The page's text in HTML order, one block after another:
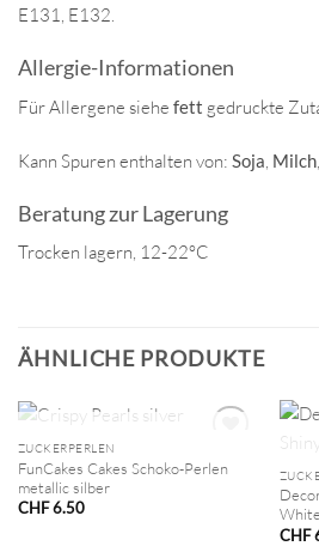
E131, E132.
Allergie-Informationen
Für Allergene siehe fett gedruckte
Kann Spuren enthalten von: Soja, Milch,
Beratung zur Lagerung
Trocken lagern, 12-22°C
ÄHNLICHE PRODUKTE
NICHT VORRÄTIG
ZUCKERPERLEN
FunCakes Cakes Schoko-Perlen
metallic silber
CHF6.50
CHF